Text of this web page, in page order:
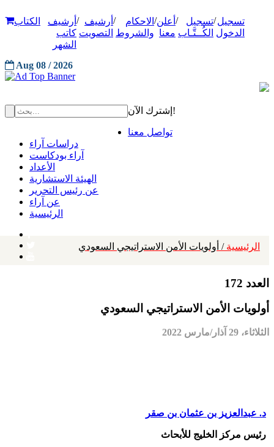
تسجيل
الدخول
/تسجيل
الكُــتَّـاب
/ أعلن
معنا
/ الاحكام
والشروط
/ أرشيف
التصويت
/ أرشيف
كاتب
الشهر
الكتاب
Aug 08 / 2026
إشترك الآن!
تواصل معنا
دراسات آراء
آراء بودكاست
الأعداد
الهيئة الاستشارية
عن رئيس التحرير
عن آراء
الرئيسية
الرئيسية / أولويات الأمن الاستراتيجي السعودي
العدد 172
أولويات الأمن الاستراتيجي السعودي
الثلاثاء، 29 آذار/مارس 2022
د. عبدالعزيز بن عثمان بن صقر
رئيس مركز الخليج للأبحاث